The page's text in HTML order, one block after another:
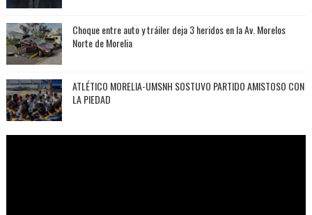
Choque entre auto y tráiler deja 3 heridos en la Av. Morelos
Norte de Morelia
ATLÉTICO MORELIA-UMSNH SOSTUVO PARTIDO AMISTOSO CON
LA PIEDAD